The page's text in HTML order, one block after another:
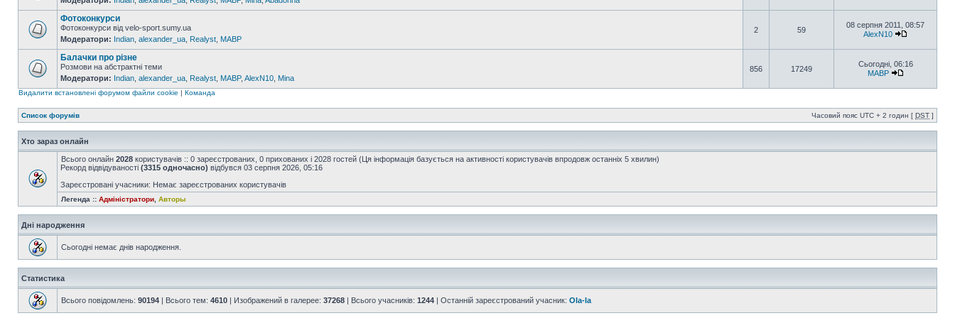
Фотоконкурси
Фотоконкурси від velo-sport.sumy.ua
Модератори: Indian alexander_ua Realyst MABP
2 59
08 серпня 2011, 08:57
AlexN10
Балачки про різне
Розмови на абстрактні теми
Модератори: Indian alexander_ua Realyst MABP, AlexN10 Mina
856 17249
Сьогодні, 06:16
MABP
Видалити встановлені форумом файли cookie | Команда
Список форумів Часовий пояс UTC + 2 годин [ DST ]
Хто зараз онлайн
Всього онлайн 2028 користувачів :: 0 зареєстрованих, 0 прихованих і 2028 гостей (Ця інформація базується на активності користувачів впродовж останніх 5 хвилин)
Рекорд відвідуваності (3315 одночасно) відбувся 03 серпня 2026, 05:16
Зареєстровані учасники: Немає зареєстрованих користувачів
Легенда :: Адміністратори Авторы
Дні народження
Сьогодні немає днів народження.
Статистика
Всього повідомлень: 90194 | Всього тем: 4610 | Изображений в галерее: 37268 | Всього учасників: 1244 | Останній зареєстрований учасник: Ola-la